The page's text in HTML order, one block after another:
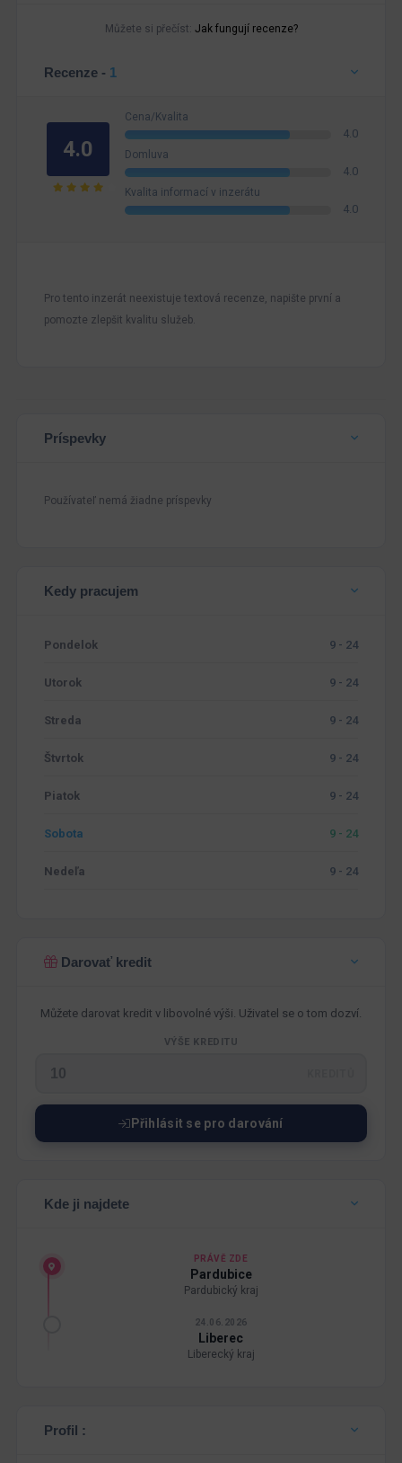
Můžete si přečíst: Jak fungují recenze?
Recenze - 1
4.0
Cena/Kvalita
4.0
Domluva
4.0
Kvalita informací v inzerátu
4.0
Pro tento inzerát neexistuje textová recenze, napište první a
pomozte zlepšit kvalitu služeb.
Príspevky
Používateľ nemá žiadne príspevky
Kedy pracujem
Pondelok 9 - 24
Utorok 9 - 24
Streda 9 - 24
Štvrtok 9 - 24
Piatok 9 - 24
Sobota 9 - 24
Nedeľa 9 - 24
Darovať kredit
Můžete darovat kredit v libovolné výši. Uživatel se o tom dozví.
VÝŠE KREDITU
Přihlásit se pro darování
Kde ji najdete
PRÁVĚ ZDE
Pardubice
Pardubický kraj
24.06.2026
Liberec
Liberecký kraj
Profil :